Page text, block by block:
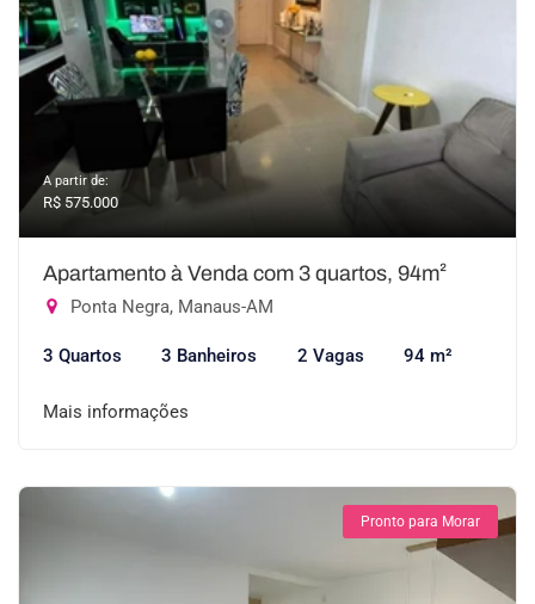
A partir de:
R$ 575.000
Apartamento à Venda com 3 quartos, 94m²
Ponta Negra, Manaus-AM
3 Quartos 3 Banheiros 2 Vagas 94 m²
Mais informações
Pronto para Morar